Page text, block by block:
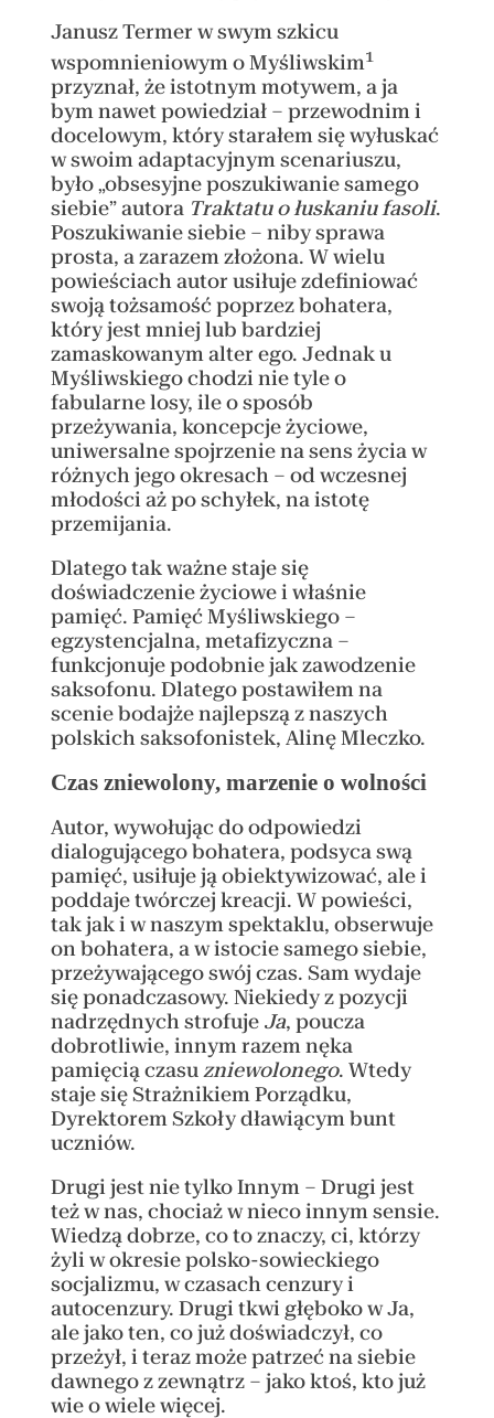
Janusz Termer w swym szkicu
wspomnieniowym o Myśliwskim1
przyznał, że istotnym motywem, a ja
bym nawet powiedział – przewodnim i
docelowym, który starałem się wyłuskać
w swoim adaptacyjnym scenariuszu,
było „obsesyjne poszukiwanie samego
siebie” autora Traktatu o łuskaniu fasoli.
Poszukiwanie siebie – niby sprawa
prosta, a zarazem złożona. W wielu
powieściach autor usiłuje zdefiniować
swoją tożsamość poprzez bohatera,
który jest mniej lub bardziej
zamaskowanym alter ego. Jednak u
Myśliwskiego chodzi nie tyle o
fabularne losy, ile o sposób
przeżywania, koncepcje życiowe,
uniwersalne spojrzenie na sens życia w
różnych jego okresach – od wczesnej
młodości aż po schyłek, na istotę
przemijania.
Dlatego tak ważne staje się
doświadczenie życiowe i właśnie
pamięć. Pamięć Myśliwskiego –
egzystencjalna, metafizyczna –
funkcjonuje podobnie jak zawodzenie
saksofonu. Dlatego postawiłem na
scenie bodajże najlepszą z naszych
polskich saksofonistek, Alinę Mleczko.
Czas zniewolony, marzenie o wolności
Autor, wywołując do odpowiedzi
dialogującego bohatera, podsyca swą
pamięć, usiłuje ją obiektywizować, ale i
poddaje twórczej kreacji. W powieści,
tak jak i w naszym spektaklu, obserwuje
on bohatera, a w istocie samego siebie,
przeżywającego swój czas. Sam wydaje
się ponadczasowy. Niekiedy z pozycji
nadrzędnych strofuje Ja, poucza
dobrotliwie, innym razem nęka
pamięcią czasu zniewolonego. Wtedy
staje się Strażnikiem Porządku,
Dyrektorem Szkoły dławiącym bunt
uczniów.
Drugi jest nie tylko Innym – Drugi jest
też w nas, chociaż w nieco innym sensie.
Wiedzą dobrze, co to znaczy, ci, którzy
żyli w okresie polsko-sowieckiego
socjalizmu, w czasach cenzury i
autocenzury. Drugi tkwi głęboko w Ja,
ale jako ten, co już doświadczył, co
przeżył, i teraz może patrzeć na siebie
dawnego z zewnątrz – jako ktoś, kto już
wie o wiele więcej.